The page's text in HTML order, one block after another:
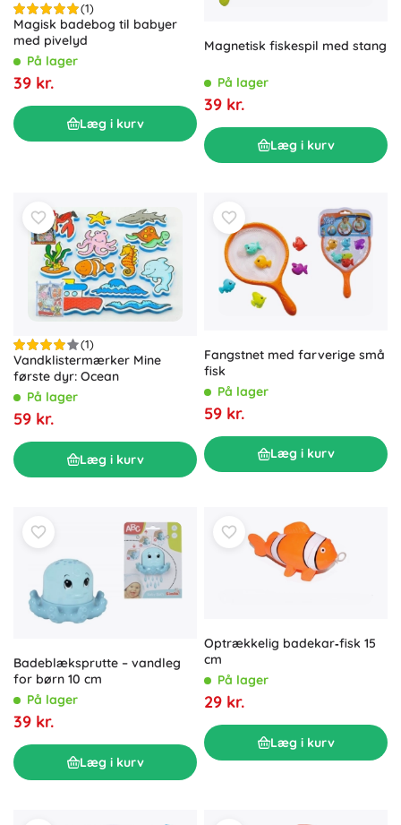
(1)
Magisk badebog til babyer
med pivelyd
På lager
39 kr.
Læg i kurv
Magnetisk fiskespil med stang
På lager
39 kr.
Læg i kurv
(1)
Vandklistermærker Mine
første dyr: Ocean
På lager
59 kr.
Læg i kurv
Fangstnet med farverige små
fisk
På lager
59 kr.
Læg i kurv
Badeblæksprutte – vandleg
for børn 10 cm
På lager
39 kr.
Læg i kurv
Optrækkelig badekar‑fisk 15
cm
På lager
29 kr.
Læg i kurv